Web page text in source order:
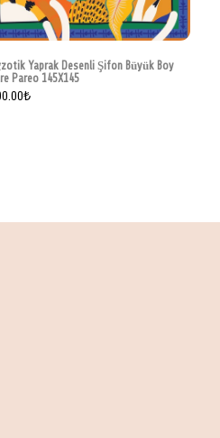
Yaprak Desenli Şifon Büyük Boy
Pareo 145X145
₺